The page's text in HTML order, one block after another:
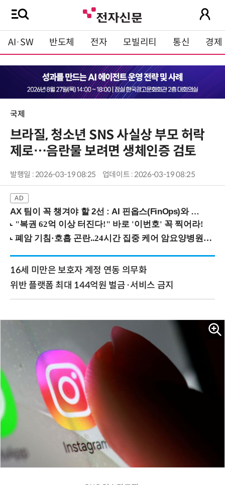
AI·SW 반도체 전자 모빌리티 통신 경제
국제
브라질, 청소년 SNS 사실상 부모 허락
제로…음란물 보려면 생체인증 검토
발행일 : 2026-03-19 08:25 업데이트 : 2026-03-19 08:25
AX 팀이 꼭 챙겨야 할 2선 : AI 핀옵스(FinOps)와 토큰 거버넌스 (8/21 잠실역)
16세 미만은 보호자 계정 연동 의무화
위반 플랫폼 최대 144억원 벌금·서비스 금지